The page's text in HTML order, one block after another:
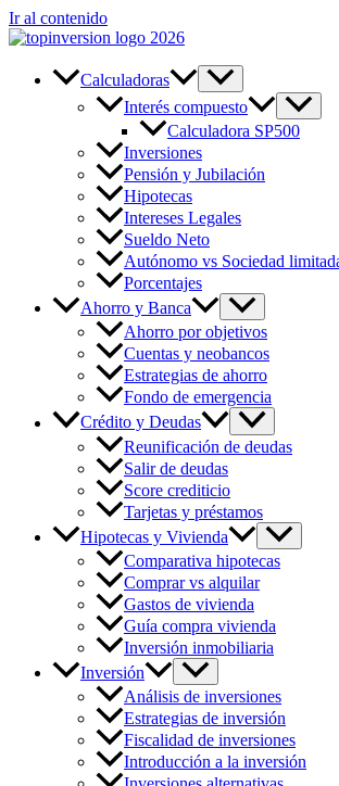
Ir al contenido
Calculadoras
Interés compuesto
Calculadora SP500
Inversiones
Pensión y Jubilación
Hipotecas
Intereses Legales
Sueldo Neto
Autónomo vs Sociedad
Porcentajes
Ahorro y Banca
Ahorro por objetivos
Cuentas y neobancos
Estrategias de ahorro
Fondo de emergencia
Crédito y Deudas
Reunificación de deudas
Salir de deudas
Score crediticio
Tarjetas y préstamos
Hipotecas y Vivienda
Comparativa hipotecas
Comprar vs alquilar
Gastos de vivienda
Guía compra vivienda
Inversión inmobiliaria
Inversión
Análisis de inversiones
Estrategias de inversión
Fiscalidad de inversiones
Introducción a la inversión